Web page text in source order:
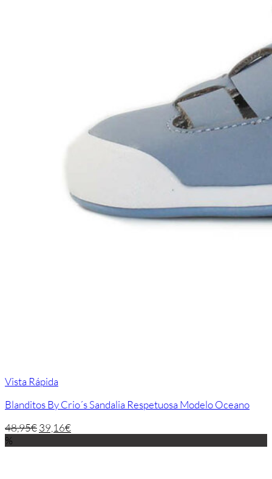
Vista Rápida
Blanditos By Crio´s Sandalia Respetuosa Modelo Oceano
48,95€39,16€
%